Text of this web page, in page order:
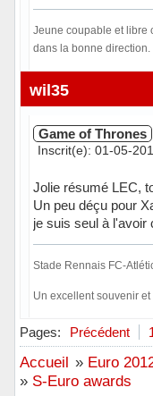
Jeune coupable et libre
dans la bonne
Hors ligne
wil35
Game of Thrones
Inscrit(e): 01-05-
Jolie résumé LEC,
Un peu déçu pour
je suis seul à l'avoir
Stade Rennais FC-
Un excellent souvenir
Hors ligne
Pages: Précédent
Accueil » Euro
» S-Euro awards